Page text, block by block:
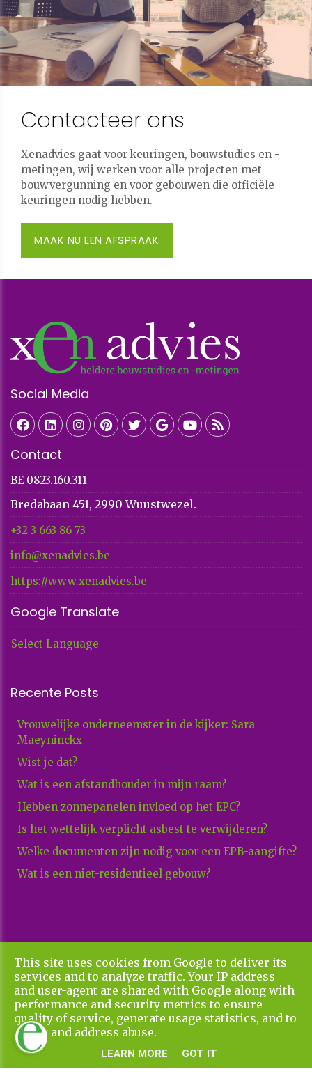
Contacteer ons
Xenadvies gaat voor keuringen, bouwstudies en -
metingen, wij werken voor alle projecten met
bouwvergunning en voor gebouwen die officiële
keuringen nodig hebben.
MAAK NU EEN AFSPRAAK
Social Media
Contact
BE 0823.160.311
Bredabaan 451, 2990 Wuustwezel.
+32 3 663 86 73​​​​​​​
info@xenadvies.be
https://www.xenadvies.be
Google Translate
Select Language
Recente Posts
Vrouwelijke onderneemster in de kijker: Sara
Maeyninckx
Wist je dat?
Wat is een afstandhouder in mijn raam?
Hebben zonnepanelen invloed op het EPC?
Is het wettelijk verplicht asbest te verwijderen?
Welke documenten zijn nodig voor een EPB-aangifte?
Wat is een niet-residentieel gebouw?
Copyright All Rights Reserved © 2026 Xenadvies
Privacy & Cookies
UP-TO-DATE WebDesign
This site uses cookies from Google to deliver its
services and to analyze traffic. Your IP address
and user-agent are shared with Google along with
performance and security metrics to ensure
quality of service, generate usage statistics, and to
detect and address abuse.
LEARN MORE GOT IT